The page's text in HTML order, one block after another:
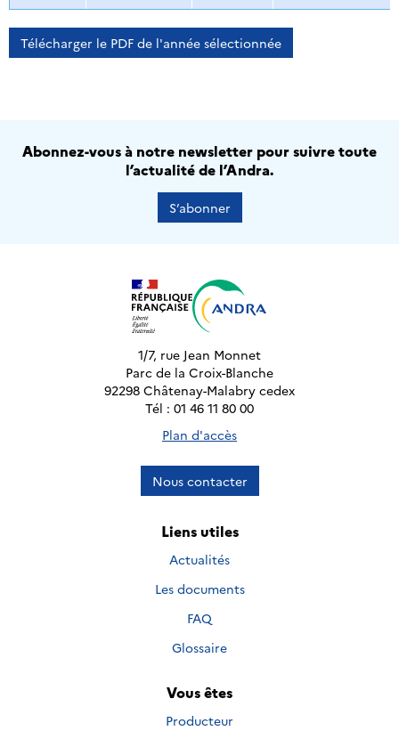
Télécharger le PDF de l'année sélectionnée
Abonnez-vous à notre newsletter pour suivre toute
l’actualité de l’Andra.
S’abonner
1/7, rue Jean Monnet
Parc de la Croix-Blanche
92298 Châtenay-Malabry cedex
Tél : 01 46 11 80 00
Plan d'accès
Nous contacter
Liens utiles
Actualités
Les documents
FAQ
Glossaire
Vous êtes
Producteur